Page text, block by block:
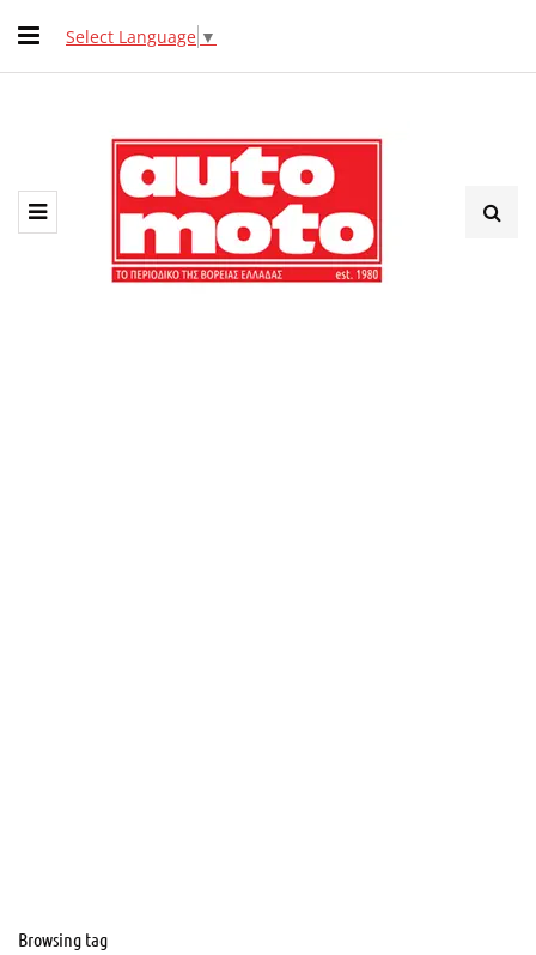
Select Language ▼
Browsing tag